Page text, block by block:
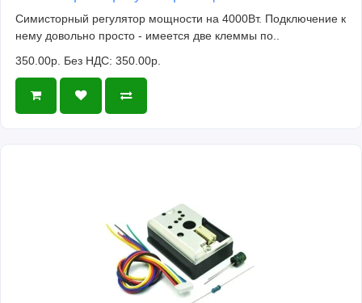
Симисторный регулятор мощности на 4000Вт. Подключение к
нему довольно просто - имеется две клеммы по..
350.00р. Без НДС: 350.00р.